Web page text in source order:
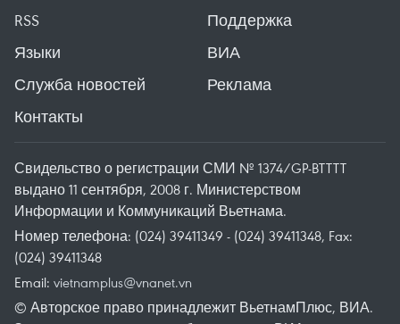
RSS
Поддержка
Языки
ВИА
Служба новостей
Реклама
Контакты
Свидельство о регистрации СМИ № 1374/GP-BTTTT
выдано 11 сентября, 2008 г. Министерством
Информации и Коммуникаций Вьетнама.
Номер телефона: (024) 39411349 - (024) 39411348, Fax:
(024) 39411348
Email: vietnamplus@vnanet.vn
© Авторское право принадлежит ВьетнамПлюс, ВИА.